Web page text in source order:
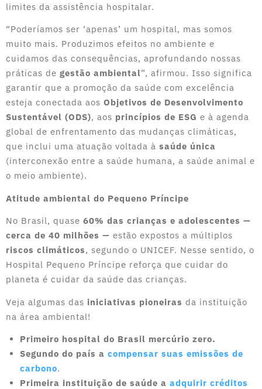
limites da assistência hospitalar.
“Poderíamos ser ‘apenas’ um hospital, mas somos
muito mais. Produzimos efeitos no ambiente e
cuidamos das consequências, aprofundando nossas
práticas de gestão ambiental”, afirmou. Isso significa
garantir que a promoção da saúde com excelência
esteja conectada aos Objetivos de Desenvolvimento
Sustentável (ODS), aos princípios de ESG e à agenda
global de enfrentamento das mudanças climáticas,
que inclui uma atuação voltada à saúde única
(interconexão entre a saúde humana, a saúde animal e
o meio ambiente).
Atitude ambiental do Pequeno Príncipe
No Brasil, quase 60% das crianças e adolescentes —
cerca de 40 milhões — estão expostos a múltiplos
riscos climáticos, segundo o UNICEF. Nesse sentido, o
Hospital Pequeno Príncipe reforça que cuidar do
planeta é cuidar da saúde das crianças.
Veja algumas das iniciativas pioneiras da instituição
na área ambiental!
Primeiro hospital do Brasil mercúrio zero.
Segundo do país a compensar suas emissões de
carbono.
Primeira instituição de saúde a adquirir créditos